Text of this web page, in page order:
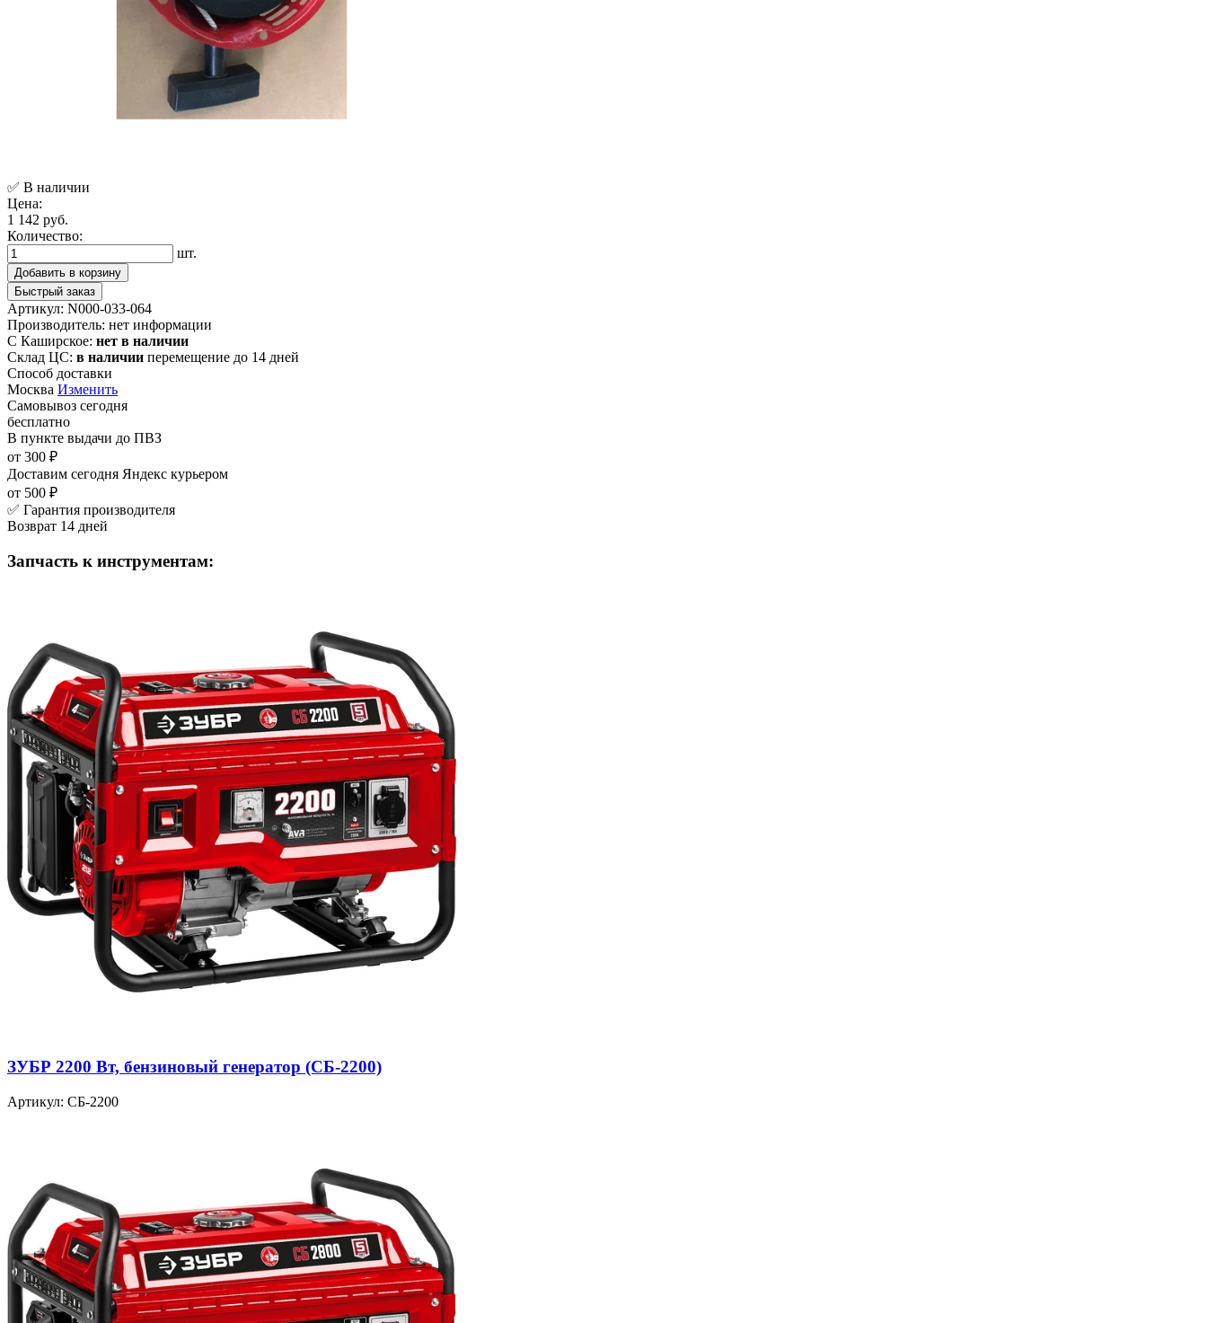
✅ В наличии
Цена:
1 142 руб.
Количество:
шт.
Добавить в корзину
Быстрый заказ
Артикул: N000-033-064
Производитель: нет информации
С Каширское: нет в наличии
Склад ЦС: в наличии перемещение до 14 дней
Способ доставки
Москва Изменить
Самовывоз сегодня
бесплатно
В пункте выдачи до ПВЗ
от 300 ₽
Доставим сегодня Яндекс курьером
от 500 ₽
✅ Гарантия производителя
Возврат 14 дней
Запчасть к инструментам:
ЗУБР 2200 Вт, бензиновый генератор (СБ-2200)
Артикул: СБ-2200